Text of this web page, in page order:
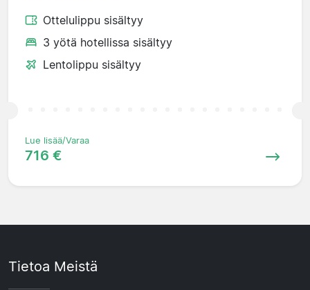
Ottelulippu sisältyy
3 yötä hotellissa sisältyy
Lentolippu sisältyy
Lue lisää/Varaa
716 €
Tietoa Meistä